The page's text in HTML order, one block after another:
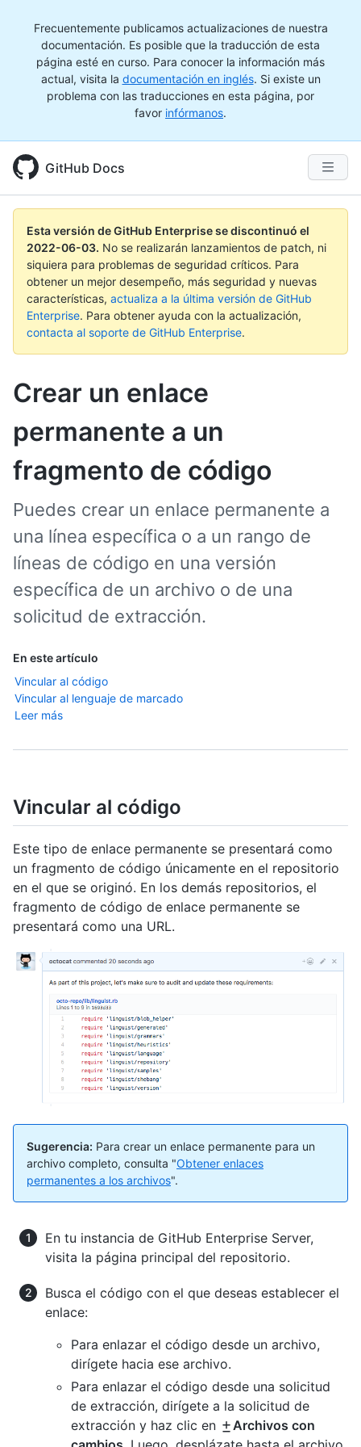
Frecuentemente publicamos actualizaciones de nuestra
documentación. Es posible que la traducción de esta
página esté en curso. Para conocer la información más
actual, visita la documentación en inglés. Si existe un
problema con las traducciones en esta página, por
favor infórmanos.
GitHub Docs
Esta versión de GitHub Enterprise se discontinuó el
2022-06-03. No se realizarán lanzamientos de patch, ni
siquiera para problemas de seguridad críticos. Para
obtener un mejor desempeño, más seguridad y nuevas
características, actualiza a la última versión de GitHub
Enterprise. Para obtener ayuda con la actualización,
contacta al soporte de GitHub Enterprise.
Crear un enlace
permanente a un
fragmento de código
En este artículo
Vincular al código
Vincular al lenguaje de marcado
Leer más
Puedes crear un enlace permanente a
una línea específica o a un rango de
líneas de código en una versión
específica de un archivo o de una
solicitud de extracción.
Vincular al código
Este tipo de enlace permanente se presentará como
un fragmento de código únicamente en el repositorio
en el que se originó. En los demás repositorios, el
fragmento de código de enlace permanente se
presentará como una URL.
Sugerencia: Para crear un enlace permanente para un
archivo completo, consulta "Obtener enlaces
permanentes a los archivos".
En tu instancia de GitHub Enterprise Server,
visita la página principal del repositorio.
Busca el código con el que deseas establecer el
enlace:
Para enlazar el código desde un archivo,
dirígete hacia ese archivo.
Para enlazar el código desde una solicitud
de extracción, dirígete a la solicitud de
extracción y haz clic en
Archivos con